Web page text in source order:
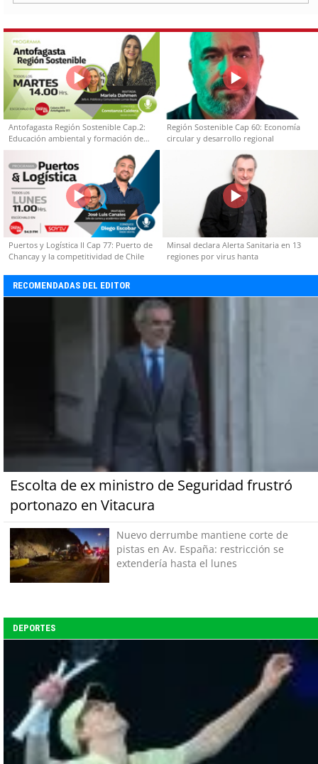
Antofagasta Región Sostenible Cap.2:
Educación ambiental y formación de
capacidades técnicas
Región Sostenible Cap 60: Economía
circular y desarrollo regional
Puertos y Logística II Cap 77: Puerto de
Chancay y la competitividad de Chile
Minsal declara Alerta Sanitaria en 13
regiones por virus hanta
RECOMENDADAS DEL EDITOR
Escolta de ex ministro de Seguridad frustró
portonazo en Vitacura
Nuevo derrumbe mantiene corte de
pistas en Av. España: restricción se
extendería hasta el lunes
DEPORTES